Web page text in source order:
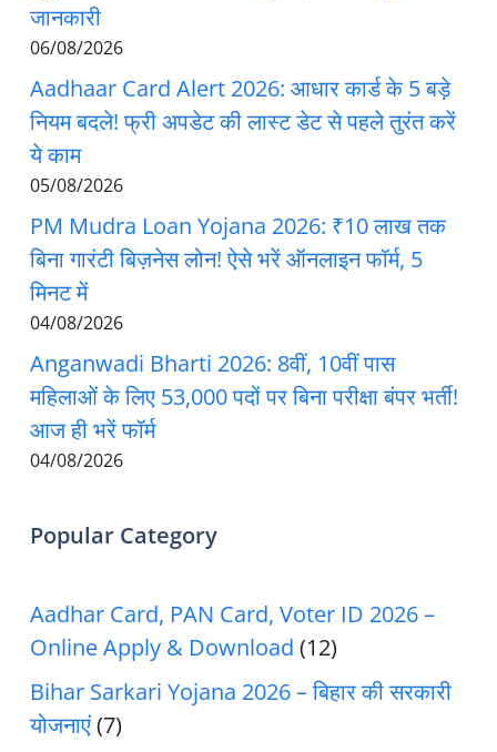
जानकारी
06/08/2026
Aadhaar Card Alert 2026: आधार कार्ड के 5 बड़े
नियम बदले! फ्री अपडेट की लास्ट डेट से पहले तुरंत करें
ये काम
05/08/2026
PM Mudra Loan Yojana 2026: ₹10 लाख तक
बिना गारंटी बिज़नेस लोन! ऐसे भरें ऑनलाइन फॉर्म, 5
मिनट में
04/08/2026
Anganwadi Bharti 2026: 8वीं, 10वीं पास
महिलाओं के लिए 53,000 पदों पर बिना परीक्षा बंपर भर्ती!
आज ही भरें फॉर्म
04/08/2026
Popular Category
Aadhar Card, PAN Card, Voter ID 2026 –
Online Apply & Download (12)
Bihar Sarkari Yojana 2026 – बिहार की सरकारी
योजनाएं(7)